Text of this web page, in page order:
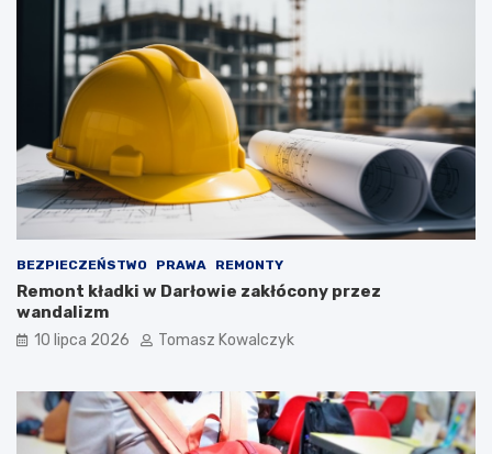
BEZPIECZEŃSTWO PRAWA REMONTY
Remont kładki w Darłowie zakłócony przez
wandalizm
10 lipca 2026 Tomasz Kowalczyk